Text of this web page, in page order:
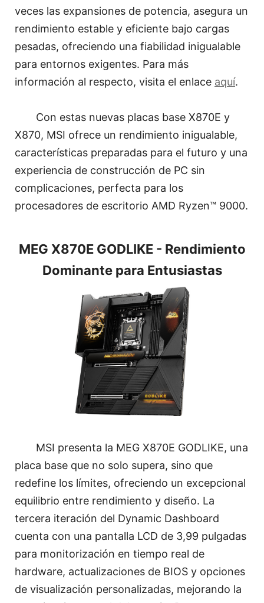
veces las expansiones de potencia, asegura un
rendimiento estable y eficiente bajo cargas
pesadas, ofreciendo una fiabilidad inigualable
para entornos exigentes. Para más
información al respecto, visita el enlace aquí.
Con estas nuevas placas base X870E y
X870, MSI ofrece un rendimiento inigualable,
características preparadas para el futuro y una
experiencia de construcción de PC sin
complicaciones, perfecta para los
procesadores de escritorio AMD Ryzen™ 9000.
MEG X870E GODLIKE - Rendimiento
Dominante para Entusiastas
MSI presenta la MEG X870E GODLIKE, una
placa base que no solo supera, sino que
redefine los límites, ofreciendo un excepcional
equilibrio entre rendimiento y diseño. La
tercera iteración del Dynamic Dashboard
cuenta con una pantalla LCD de 3,99 pulgadas
para monitorización en tiempo real de
hardware, actualizaciones de BIOS y opciones
de visualización personalizadas, mejorando la